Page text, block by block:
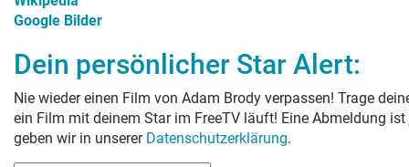
Google Bilder
Dein persönlicher Star Alert:
Nie wieder einen Film von Adam Brody verpassen! Trage
ein Film mit deinem Star im FreeTV läuft! Eine Abmeldung
geben wir in unserer Datenschutzerklärung.